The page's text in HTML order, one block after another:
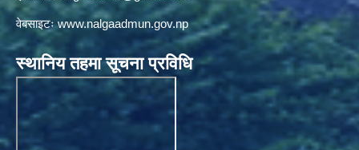
वेबसाइटःwww.nalgaadmun.gov.np
स्थानिय तहमा सूचना प्रविधि